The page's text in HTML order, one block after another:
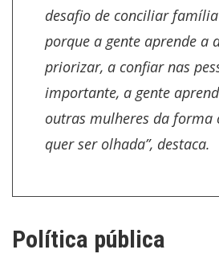
desafio de conciliar
porque a gente aprende a
priorizar, a confiar nas
importante, a gente
outras mulheres da forma
quer ser olhada”, destaca.
Política pública